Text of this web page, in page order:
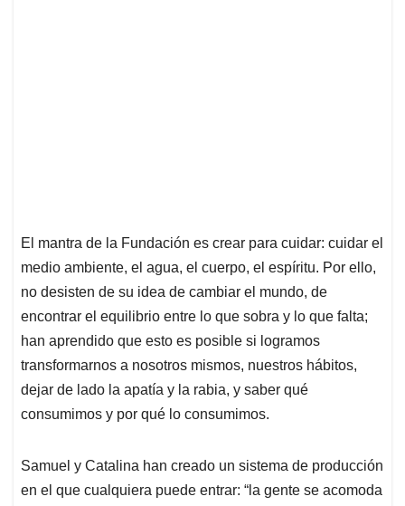
El mantra de la Fundación es crear para cuidar: cuidar el
medio ambiente, el agua, el cuerpo, el espíritu. Por ello,
no desisten de su idea de cambiar el mundo, de
encontrar el equilibrio entre lo que sobra y lo que falta;
han aprendido que esto es posible si logramos
transformarnos a nosotros mismos, nuestros hábitos,
dejar de lado la apatía y la rabia, y saber qué
consumimos y por qué lo consumimos.
Samuel y Catalina han creado un sistema de producción
en el que cualquiera puede entrar: “la gente se acomoda